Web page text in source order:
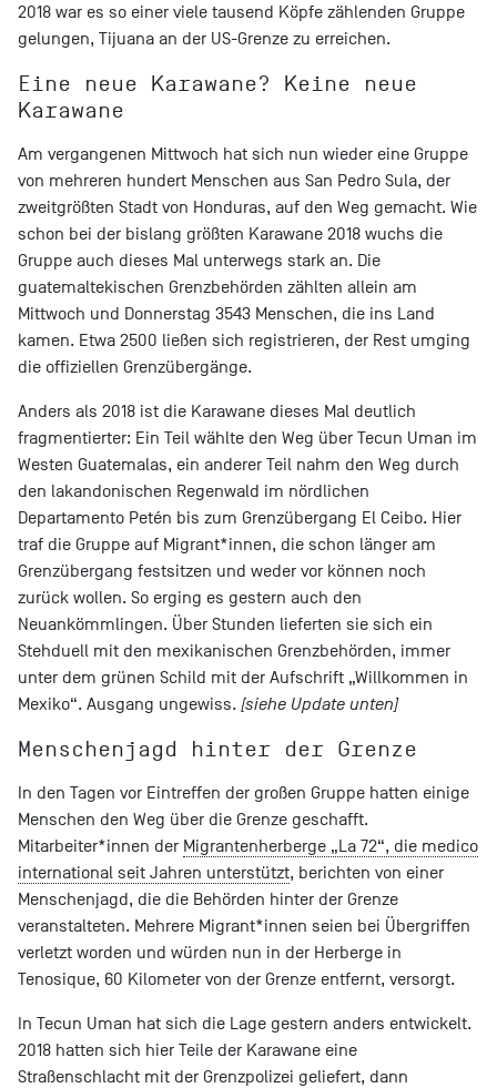
2018 war es so einer viele tausend Köpfe zählenden Gruppe
gelungen, Tijuana an der US-Grenze zu erreichen.
Eine neue Karawane? Keine neue
Karawane
Am vergangenen Mittwoch hat sich nun wieder eine Gruppe
von mehreren hundert Menschen aus San Pedro Sula, der
zweitgrößten Stadt von Honduras, auf den Weg gemacht. Wie
schon bei der bislang größten Karawane 2018 wuchs die
Gruppe auch dieses Mal unterwegs stark an. Die
guatemaltekischen Grenzbehörden zählten allein am
Mittwoch und Donnerstag 3543 Menschen, die ins Land
kamen. Etwa 2500 ließen sich registrieren, der Rest umging
die offiziellen Grenzübergänge.
Anders als 2018 ist die Karawane dieses Mal deutlich
fragmentierter: Ein Teil wählte den Weg über Tecun Uman im
Westen Guatemalas, ein anderer Teil nahm den Weg durch
den lakandonischen Regenwald im nördlichen
Departamento Petén bis zum Grenzübergang El Ceibo. Hier
traf die Gruppe auf Migrant*innen, die schon länger am
Grenzübergang festsitzen und weder vor können noch
zurück wollen. So erging es gestern auch den
Neuankömmlingen. Über Stunden lieferten sie sich ein
Stehduell mit den mexikanischen Grenzbehörden, immer
unter dem grünen Schild mit der Aufschrift „Willkommen in
Mexiko“. Ausgang ungewiss. [siehe Update unten]
Menschenjagd hinter der Grenze
In den Tagen vor Eintreffen der großen Gruppe hatten einige
Menschen den Weg über die Grenze geschafft.
Mitarbeiter*innen der Migrantenherberge „La 72“, die medico
international seit Jahren unterstützt, berichten von einer
Menschenjagd, die die Behörden hinter der Grenze
veranstalteten. Mehrere Migrant*innen seien bei Übergriffen
verletzt worden und würden nun in der Herberge in
Tenosique, 60 Kilometer von der Grenze entfernt, versorgt.
In Tecun Uman hat sich die Lage gestern anders entwickelt.
2018 hatten sich hier Teile der Karawane eine
Straßenschlacht mit der Grenzpolizei geliefert, dann